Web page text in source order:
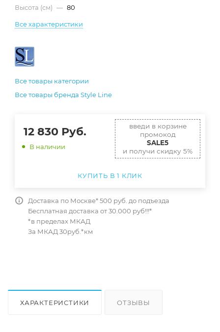
Высота (см) — 80
Все характеристики
Все товары категории
Все товары бренда Style Line
12 830 Руб.
В наличии
введи в корзине
промокод
SALE5
и получи скидку 5%
КУПИТЬ В 1 КЛИК
Доставка по Москве* 500 руб. до подъезда
Бесплатная доставка от 30.000 руб!!!*
*в пределах МКАД
За МКАД 30руб.*км
ХАРАКТЕРИСТИКИ ОТЗЫВЫ